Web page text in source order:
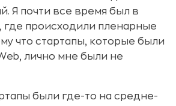
Я почти все время был в
где происходили пленарные
что стартапы, которые были
лично мне были не
были где-то на средне-